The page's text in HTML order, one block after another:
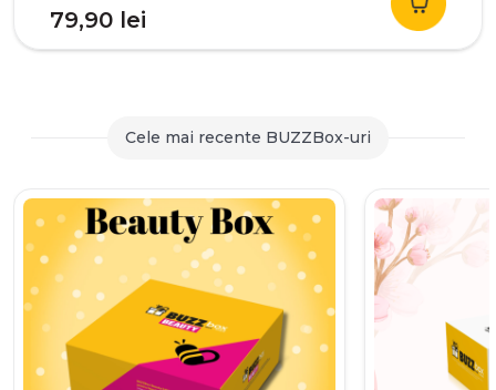
inițial
a
290,00 lei.
79,90 lei
curent
79,90 lei.
Cele mai recente BUZZBox-uri